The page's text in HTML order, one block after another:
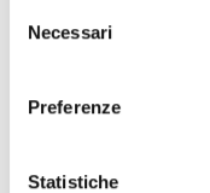
delNecessari
Preferenze
Statistiche